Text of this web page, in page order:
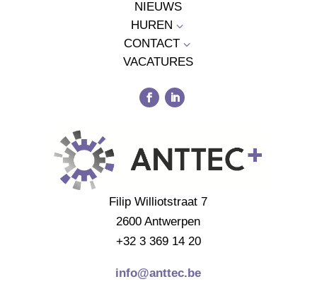
NIEUWS
HUREN 3
CONTACT3
VACATURES
Filip Williotstraat 7
2600 Antwerpen
+32 3 369 14 20
info@anttec.be